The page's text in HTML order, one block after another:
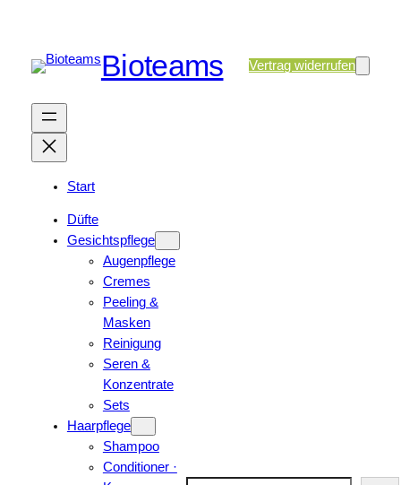
Bioteams Vertrag widerrufen
Start
Düfte
Gesichtspflege
Augenpflege
Cremes
Peeling &
Masken
Reinigung
Seren &
Konzentrate
Sets
Haarpflege
Shampoo
Conditioner ·